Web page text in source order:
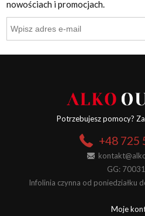
nowościach i promocjach.
Potrzebujesz pomocy?
+48 725
GG:
Infolinia czynna od poniedziałku
Moje